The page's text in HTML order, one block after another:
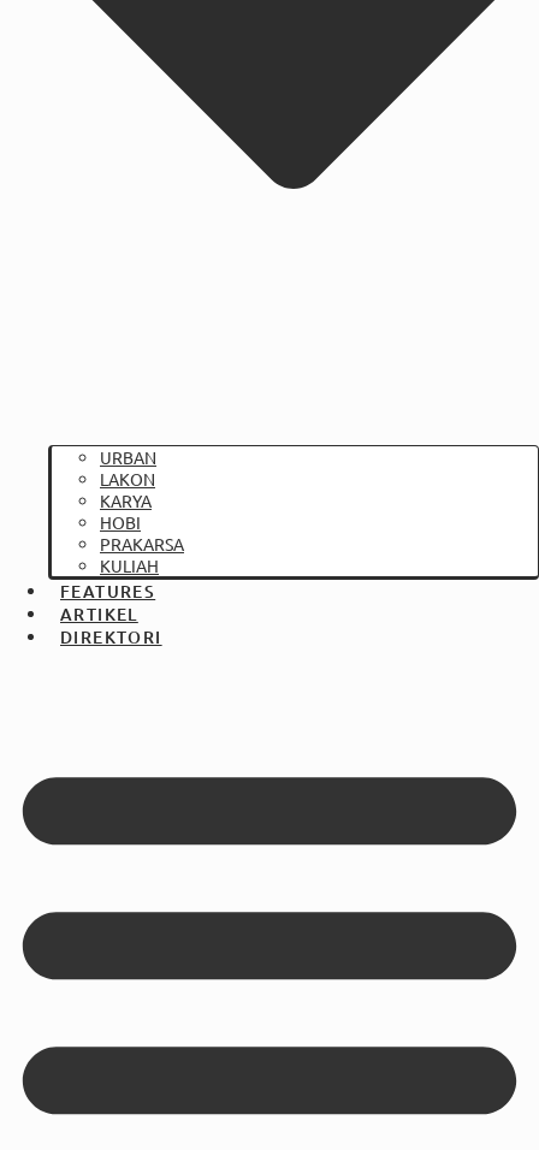
URBAN
LAKON
KARYA
HOBI
PRAKARSA
KULIAH
FEATURES
ARTIKEL
DIREKTORI